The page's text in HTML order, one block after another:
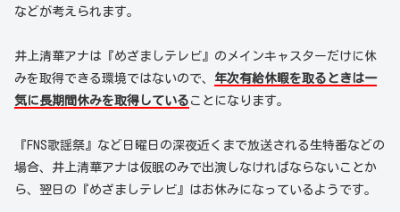
などが考えられます。
井上清華アナは『めざましテレビ』のメインキャスターだけに休
みを取得できる環境ではないので、 年次有給休暇を取るときは一
気に長期間休みを取得している ことになります。
『FNS歌謡祭』など日曜日の深夜近くまで放送される生特番などの
場合、井上清華アナは仮眠のみで出演しなければならないことか
ら、翌日の『めざましテレビ』はお休みになっているようです。